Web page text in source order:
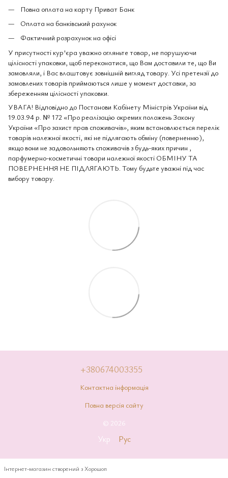
Повна оплата на карту Приват Банк
Оплата на банківський рахунок
Фактичний розрахунок на офісі
У присутності кур'єра уважно огляньте товар, не порушуючи
цілісності упаковки, щоб переконатися, що Вам доставили те, що Ви
замовляли, і Вас влаштовує зовнішній вигляд товару. Усі претензії до
замовлених товарів приймаються лише у момент доставки, за
збереженням цілісності упаковки.
УВАГА! Відповідно до Постанови Кабінету Міністрів України від
19.03.94 р. № 172 «Про реалізацію окремих положень Закону
України «Про захист прав споживачів», яким встановлюється перелік
товарів належної якості, які не підлягають обміну (поверненню),
якщо вони не задовольняють споживачів з будь-яких причин ,
парфумерно-косметичні товари належної якості ОБМІНУ ТА
ПОВЕРНЕННЯ НЕ ПІДЛЯГАЮТЬ. Тому будьте уважні під час
вибору товару.
+380674003355
Контактна інформація
Повна версія сайту
© 2026
Укр Рус
Інтернет-магазин створений з Хорошоп